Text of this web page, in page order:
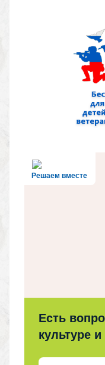
Решаем вместе
Есть
культуре